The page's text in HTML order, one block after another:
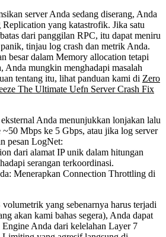
server Anda sedang diserang, Anda
yang katastrofik. Jika satu
dari panggilan RPC, itu dapat meniru
tinjau log crash dan metrik Anda.
besar dalam Memory allocation tetapi
Anda mungkin menghadapi masalah
tentang itu, lihat panduan kami di Zero
The Ultimate Uefn Server Crash Fix
Anda menunjukkan lonjakan lalu
~50 Mbps ke 5 Gbps, atau jika log server
pesan LogNet:
dari alamat IP unik dalam hitungan
serangan terkoordinasi.
Menerapkan Connection Throttling di
yang sebenarnya harus terjadi
akan kami bahas segera), Anda dapat
Anda dari kelelahan Layer 7